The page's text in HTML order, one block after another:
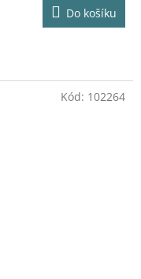
Do košíku
Kód: 102264